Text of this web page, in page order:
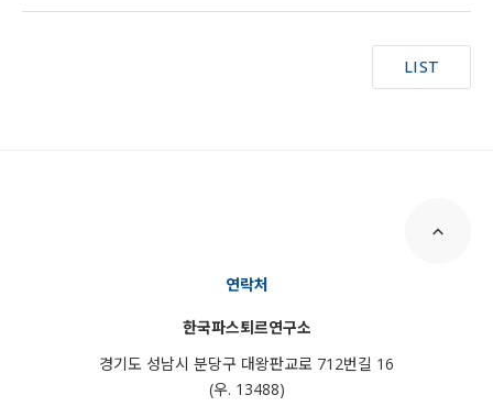
LIST
연락처
한국파스퇴르연구소
경기도 성남시 분당구 대왕판교로 712번길 16
(우. 13488)